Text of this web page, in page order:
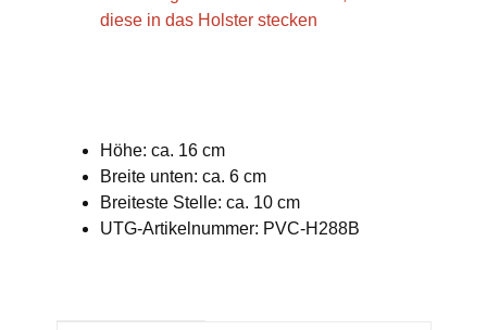
diese in das Holster stecken
Höhe: ca. 16 cm
Breite unten: ca. 6 cm
Breiteste Stelle: ca. 10 cm
UTG-Artikelnummer: PVC-H288B